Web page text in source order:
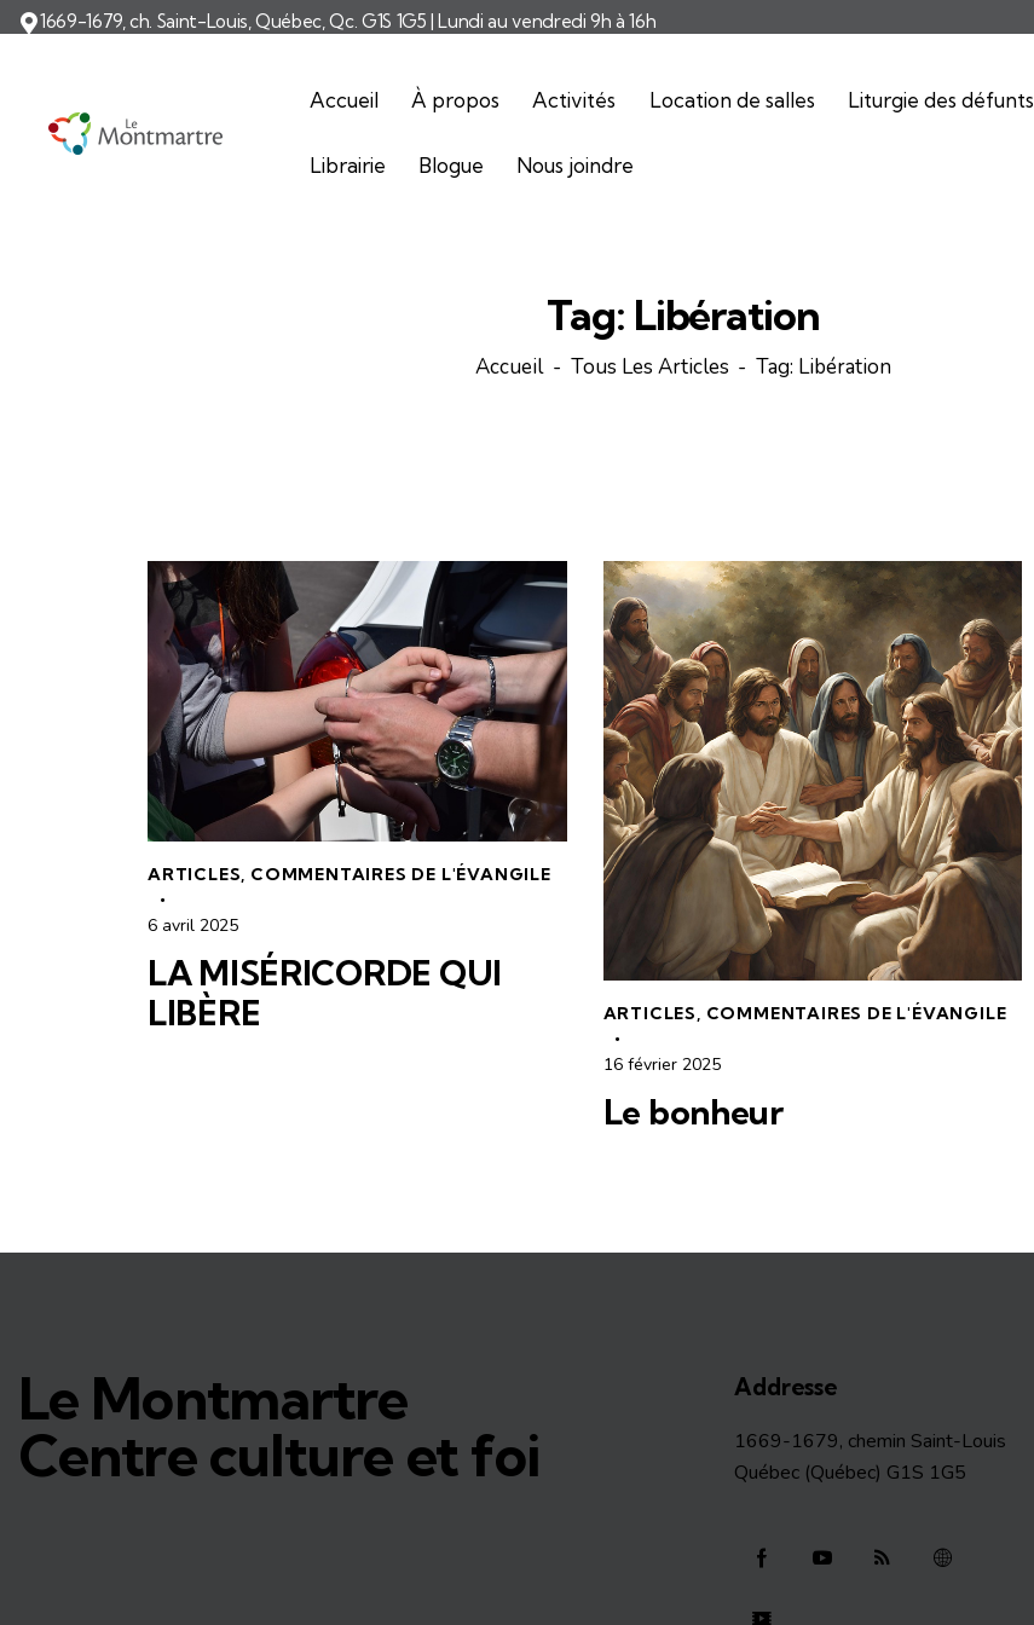
1669-1679, ch. Saint-Louis, Québec, Qc. G1S 1G5 | Lundi au vendredi 9h à 16h
Accueil À propos Activités Location de salles Liturgie des défunts
Librairie Blogue Nous joindre
Tag: Libération
Accueil Tous Les Articles Tag: Libération
ARTICLES, COMMENTAIRES DE L'ÉVANGILE
6 avril 2025
LA MISÉRICORDE QUI
LIBÈRE
ARTICLES, COMMENTAIRES DE L'ÉVANGILE
16 février 2025
Le bonheur
Le Montmartre
Centre culture et foi
Addresse
1669-1679, chemin Saint-Louis
Québec (Québec) G1S 1G5